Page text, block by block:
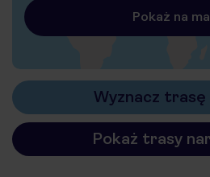
Pokaż na
Wyznacz trasę
Pokaż trasy